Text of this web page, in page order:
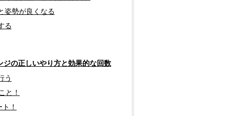
姿勢が良くなる
る
ジの正しいやり方と効果的な回数
う
と！
！